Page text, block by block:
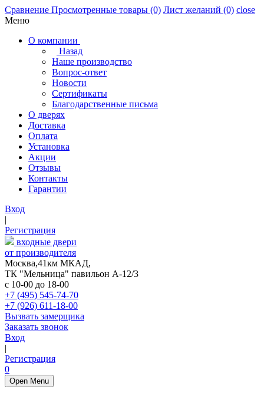
Сравнение Просмотренные товары (0) Лист желаний (0) close
Меню
О компании
Назад
Наше производство
Вопрос-ответ
Новости
Сертификаты
Благодарственные письма
О дверях
Доставка
Оплата
Установка
Акции
Отзывы
Контакты
Гарантии
Вход
|
Регистрация
входные двери
от производителя
Москва,41км МКАД,
ТК "Мельница" павильон А-12/3
с 10-00 до 18-00
+7 (495) 545-74-70
+7 (926) 611-18-00
Вызвать замерщика
Заказать звонок
Вход
|
Регистрация
0
Open Menu